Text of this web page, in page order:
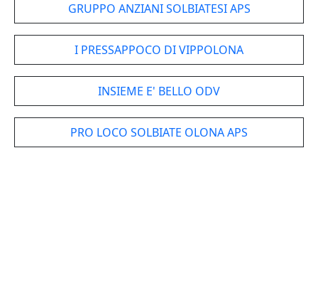
GRUPPO ANZIANI SOLBIATESI APS
I PRESSAPPOCO DI VIPPOLONA
INSIEME E' BELLO ODV
PRO LOCO SOLBIATE OLONA APS